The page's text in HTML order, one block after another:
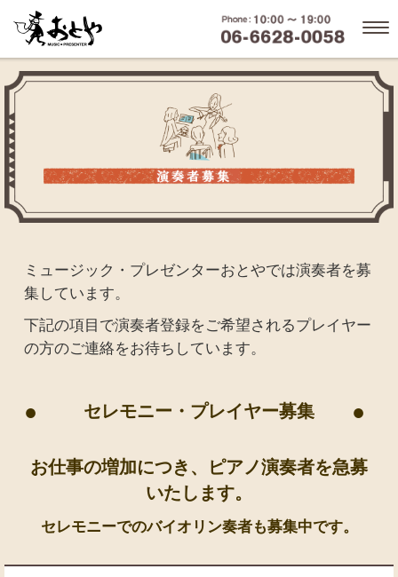
ミュージック・プレゼンターおとやでは演奏者を募
集しています。
下記の項目で演奏者登録をご希望されるプレイヤー
の方のご連絡をお待ちしています。
● セレモニー・プレイヤー募集 ●
お仕事の増加につき、ピアノ演奏者を急募
いたします。
セレモニーでのバイオリン奏者も募集中です。